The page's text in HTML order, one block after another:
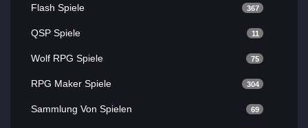
Flash Spiele 367
QSP Spiele 11
Wolf RPG Spiele 75
RPG Maker Spiele 304
Sammlung Von Spielen 69